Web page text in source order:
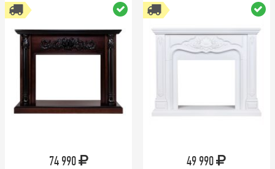
74 990 49 990